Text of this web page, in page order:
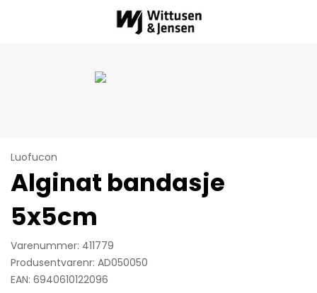
Luofucon
Alginat bandasje
5x5cm
Varenummer: 411779
Produsentvarenr: AD050050
EAN: 6940610122096